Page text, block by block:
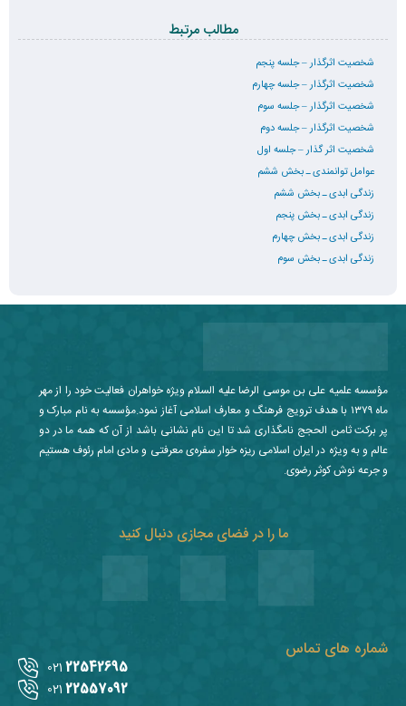
مطالب مرتبط
شخصیت اثرگذار – جلسه پنجم
شخصیت اثرگذار – جلسه چهارم
شخصیت اثرگذار – جلسه سوم
شخصیت اثرگذار – جلسه دوم
شخصیت اثر گذار – جلسه اول
عوامل توانمندی ـ بخش ششم
زندگی ابدی ـ بخش ششم
زندگی ابدی ـ بخش پنجم
زندگی ابدی ـ بخش چهارم
زندگی ابدی ـ بخش سوم
شماره های تماس
22542695
021
22557092
021
ما را در فضای مجازی دنبال کنید
مؤسسه علمیه علی بن موسی الرضا علیه السلام ویژه خواهران فعالیت خود را از مهر
ماه ۱۳۷۹ با هدف ترویج فرهنگ و معارف اسلامی آغاز نمود.مؤسسه به نام مبارک و
پر برکت ثامن الحجج نامگذاری شد تا این نام نشانی باشد از آن که همه ما در دو
عالم و به ویژه در ایران اسلامی ریزه خوار سفره‌ی معرفتی و مادی امام رئوف هستیم
و جرعه نوش کوثر رضوی.